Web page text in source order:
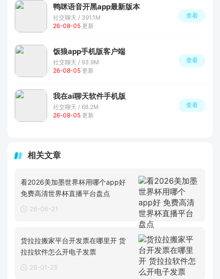
鸭咪语音开黑app最新版本
社交聊天 / 391.1M
26-08-05 更新
查看
饭狼app手机版客户端
社交聊天 / 93.9M
26-08-05 更新
查看
我在ai聊天软件手机版
社交聊天 / 68.2M
26-08-05 更新
查看
相关文章
看2026美加墨世界杯用哪个app好
免费高清世界杯直播平台盘点
26-06-21
货拉拉搬家平台开发票在哪里开 货
拉拉软件怎么开电子发票
26-01-25